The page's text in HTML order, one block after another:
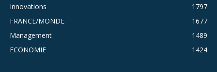
Innovations
1797
FRANCE/MONDE
1677
Management
1489
ECONOMIE
1424